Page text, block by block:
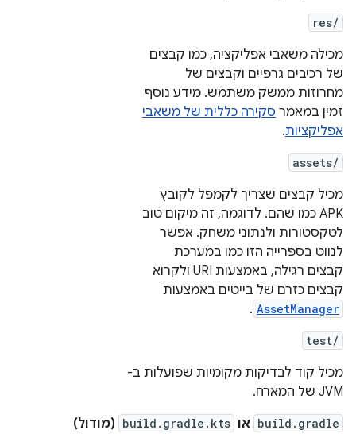
res/
מכילה משאבי אפליקציה, כמו קבצים
של רכיבים גרפיים וקבצים של
מחרוזות ממשק משתמש. מידע נוסף
זמין במאמר סקירה כללית של משאבי
אפליקציות.
assets/
מכיל קבצים שצריך לקמפל לקובץ
APK כמו שהם. לדוגמה, זה מיקום טוב
לטקסטורות ולנתוני משחק. אפשר
לנווט בספרייה הזו כמו במערכת
קבצים רגילה, באמצעות URI ולקרוא
קבצים כזרם של בייטים באמצעות
AssetManager
.
test/
מכיל קוד לבדיקות מקומיות שפועלות ב-
JVM של המארח.
build.gradle או build.gradle.kts (מודול)